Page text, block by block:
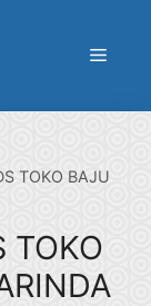
Menu
TOKO BAJU
TOKO